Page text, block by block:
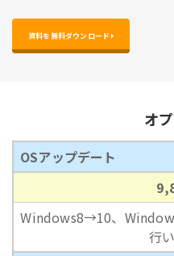
資料を無料ダウンロード
オ
OSアップデート
Windows8→10、
行